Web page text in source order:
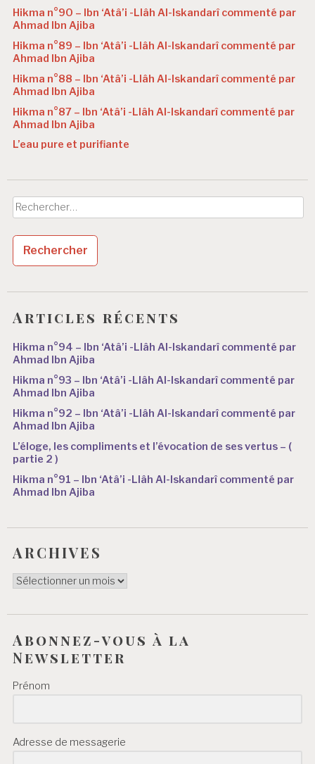
Hikma n°90 – Ibn ‘Atâ’i -Llâh Al-Iskandarî commenté par
Ahmad Ibn Ajiba
Hikma n°89 – Ibn ‘Atâ’i -Llâh Al-Iskandarî commenté par
Ahmad Ibn Ajiba
Hikma n°88 – Ibn ‘Atâ’i -Llâh Al-Iskandarî commenté par
Ahmad Ibn Ajiba
Hikma n°87 – Ibn ‘Atâ’i -Llâh Al-Iskandarî commenté par
Ahmad Ibn Ajiba
L’eau pure et purifiante
Rechercher :
Articles récents
Hikma n°94 – Ibn ‘Atâ’i -Llâh Al-Iskandarî commenté par
Ahmad Ibn Ajiba
Hikma n°93 – Ibn ‘Atâ’i -Llâh Al-Iskandarî commenté par
Ahmad Ibn Ajiba
Hikma n°92 – Ibn ‘Atâ’i -Llâh Al-Iskandarî commenté par
Ahmad Ibn Ajiba
L’éloge, les compliments et l’évocation de ses vertus – (
partie 2 )
Hikma n°91 – Ibn ‘Atâ’i -Llâh Al-Iskandarî commenté par
Ahmad Ibn Ajiba
ARCHIVES
ARCHIVES
Abonnez-vous à la
Newsletter
Prénom
Adresse de messagerie